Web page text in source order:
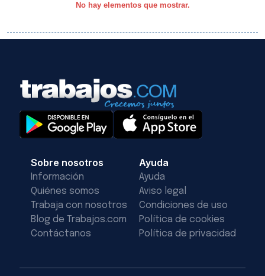
No hay elementos que mostrar.
Sobre nosotros
Información
Quiénes somos
Trabaja con nosotros
Blog de Trabajos.com
Contáctanos
Ayuda
Ayuda
Aviso legal
Condiciones de uso
Política de cookies
Política de privacidad